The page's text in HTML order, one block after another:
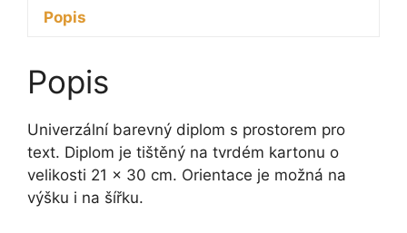
Popis
Popis
Univerzální barevný diplom s prostorem pro
text. Diplom je tištěný na tvrdém kartonu o
velikosti 21 x 30 cm. Orientace je možná na
výšku i na šířku.